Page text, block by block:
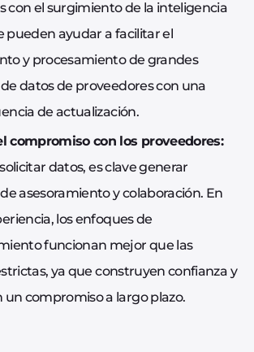
con el surgimiento de la inteligencia
pueden ayudar a facilitar el
y procesamiento de grandes
datos de proveedores con una
de actualización.
compromiso con los proveedores:
datos, es clave generar
asesoramiento y colaboración. En
los enfoques de
funcionan mejor que las
ya que construyen confianza y
compromiso a largo plazo.